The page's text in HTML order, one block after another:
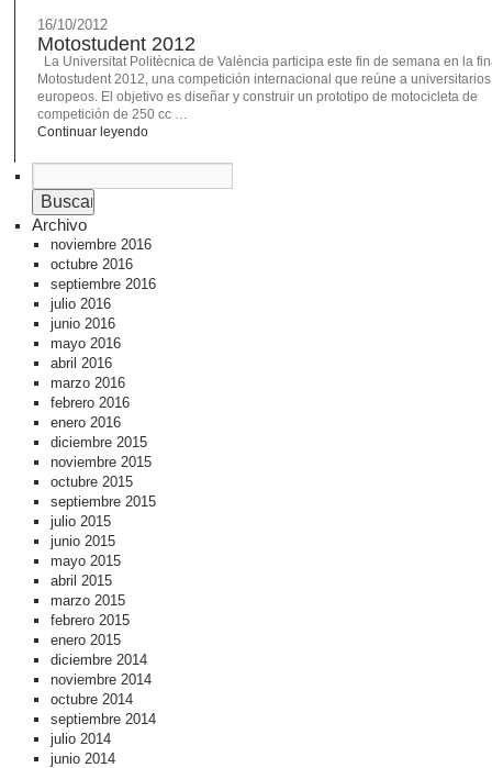
16/10/2012
Motostudent 2012
La Universitat Politècnica de València participa este fin de semana en la
Motostudent 2012, una competición internacional que reúne a universitarios
europeos. El objetivo es diseñar y construir un prototipo de motocicleta de
competición de 250 cc …
Continuar leyendo
Archivo
noviembre 2016
octubre 2016
septiembre 2016
julio 2016
junio 2016
mayo 2016
abril 2016
marzo 2016
febrero 2016
enero 2016
diciembre 2015
noviembre 2015
octubre 2015
septiembre 2015
julio 2015
junio 2015
mayo 2015
abril 2015
marzo 2015
febrero 2015
enero 2015
diciembre 2014
noviembre 2014
octubre 2014
septiembre 2014
julio 2014
junio 2014